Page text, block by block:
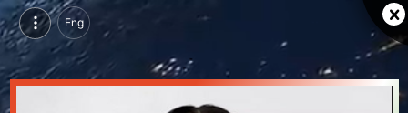
Eng
ईशा गुर्जर, परसुइन्ग बैचलर ऑफ होटल मैनेजमेंट, एएचए इंस्टिट्यूट, उदयपुर | वीडियो परिचय देखें
ईशा गुर्जर, परसुइन्ग बैचलर ऑफ होटल मैनेजमेंट, एएचए इंस्टिट्यूट, उदयपुर का वीडियो परिचय और सिंगल ब्रांडिंग पेज देखें।